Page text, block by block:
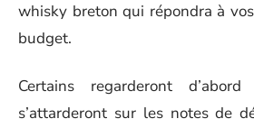
whisky breton qui répondra à
budget.
Certains regarderont
s’attarderont sur les notes de